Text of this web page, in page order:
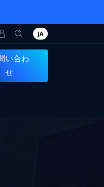
JA
い合わ
せ